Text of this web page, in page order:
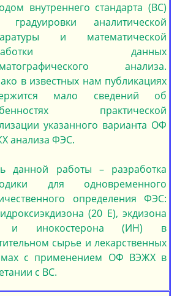
внутреннего стандарта (ВС)
градуировки аналитической
и математической
данных
анализа.
в известных нам публикациях
мало сведений об
практической
указанного варианта ОФ
анализа ФЭС.
данной работы – разработка
для одновременного
определения ФЭС:
(20 Е), экдизона
и инокостерона (ИН) в
сырье и лекарственных
с применением ОФ ВЭЖХ в
с ВС.